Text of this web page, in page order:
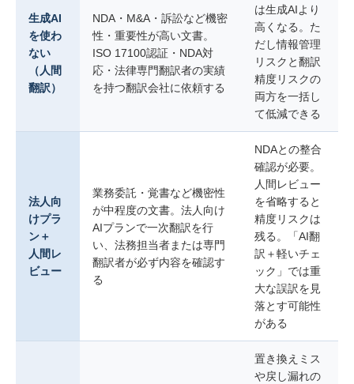
生成AI
を使わ
ない
（人間
翻訳）
NDA・M&A・訴訟など機密
性・重要性が高い文書。
ISO 17100認証・NDA対
応・法律専門翻訳者の実績
を持つ翻訳会社に依頼する
は生成AIより
高くなる。た
だし情報管理
リスクと翻訳
精度リスクの
両方を一括し
て低減できる
法人向
けプラ
ン＋
人間レ
ビュー
業務委託・覚書など機密性
が中程度の文書。法人向け
AIプランで一次翻訳を行
い、法務担当者または専門
翻訳者が必ず内容を確認す
る
NDAとの整合
確認が必要。
人間レビュー
を省略すると
精度リスクは
残る。「AI翻
訳＋軽いチェ
ック」では重
大な誤訳を見
落とす可能性
がある
置き換えミス
や戻し漏れの